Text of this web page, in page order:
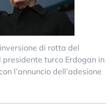
di rotta del
turco Erdogan in
l’annuncio dell’adesione